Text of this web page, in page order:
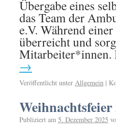
Übergabe eines
das Team der
e.V. Während
überreicht und
→
Veröffentlicht unter Allgemein |
Weihnachtsfeier
Publiziert am 5. Dezember 2025